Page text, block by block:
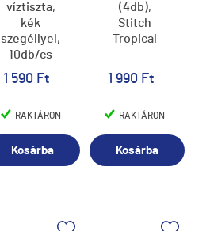
víztiszta,
kék
szegéllyel,
10db/cs
1 590 Ft
RAKTÁRON
Kosárba
(4db),
Stitch
Tropical
1 990 Ft
RAKTÁRON
Kosárba